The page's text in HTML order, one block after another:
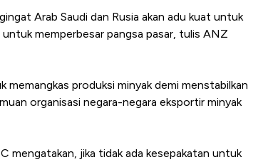
Arab Saudi dan Rusia akan adu kuat untuk
memperbesar pangsa pasar, tulis ANZ
produksi minyak demi menstabilkan
organisasi negara-negara eksportir minyak
mengatakan, jika tidak ada kesepakatan untuk